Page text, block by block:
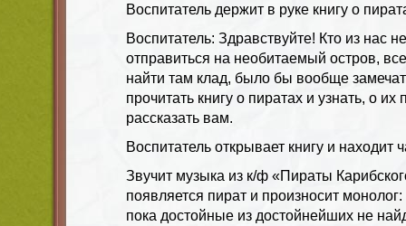
Воспитатель держит в руке книгу о
Воспитатель: Здравствуйте! Кто из нас
отправиться на необитаемый остров,
найти там клад, было бы вообще
прочитать книгу о пиратах и узнать, о
рассказать вам.
Воспитатель открывает книгу и находит
Звучит музыка из к/ф «Пираты
появляется пират и произносит
пока достойные из достойнейших не